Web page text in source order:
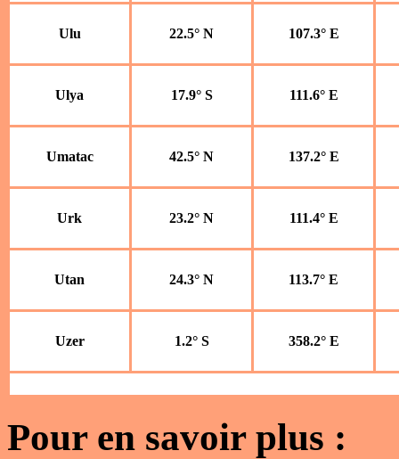
Ulu 22.5° N 107.3° E
Ulya 17.9° S 111.6° E
Umatac 42.5° N 137.2° E
Urk 23.2° N 111.4° E
Utan 24.3° N 113.7° E
Uzer 1.2° S 358.2° E
Pour en savoir plus :